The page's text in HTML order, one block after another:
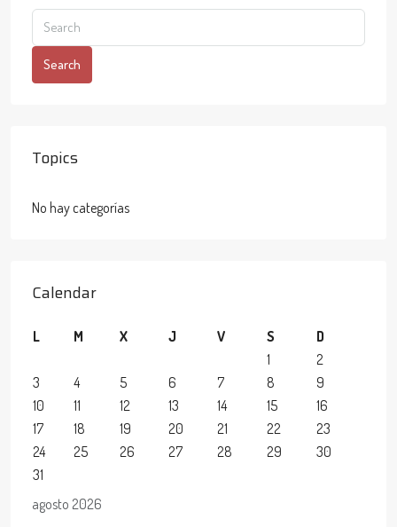
Search
Topics
No hay categorías
Calendar
agosto 2026
L M X J V S
D
1
2
3
4 5 6 7 8
9
10
11 12 13 14 15
16
17
18 19 20 21 22
23
24
25 26 27 28 29
30
31